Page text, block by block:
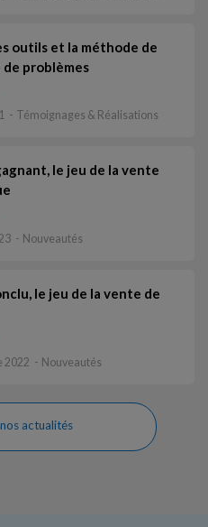
outils et la méthode de
problèmes
Témoignages & Réalisations
le jeu de la vente
Nouveautés
le jeu de la vente de
2022 Nouveautés
actualités